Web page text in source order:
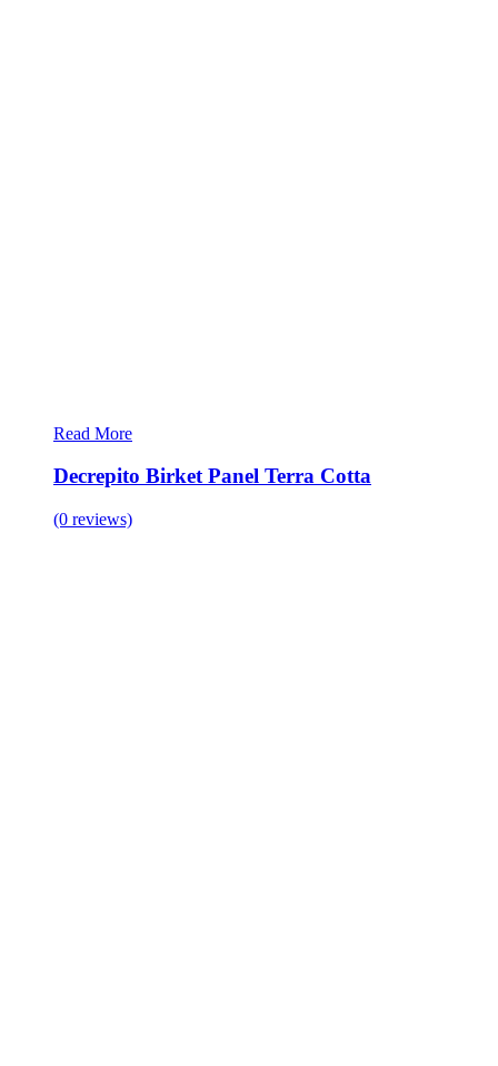
Read More
Decrepito Birket Panel Terra Cotta
(0 reviews)